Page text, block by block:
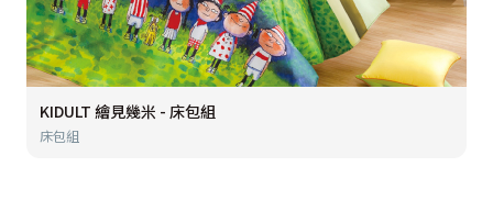
KIDULT 繪見幾米 - 床包組
床包組